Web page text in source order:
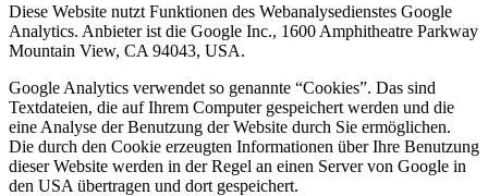
Diese Website nutzt Funktionen des Webanalysedienstes Google
Analytics. Anbieter ist die Google Inc., 1600 Amphitheatre Parkway
Mountain View, CA 94043, USA.
Google Analytics verwendet so genannte “Cookies”. Das sind
Textdateien, die auf Ihrem Computer gespeichert werden und die
eine Analyse der Benutzung der Website durch Sie ermöglichen.
Die durch den Cookie erzeugten Informationen über Ihre Benutzung
dieser Website werden in der Regel an einen Server von Google in
den USA übertragen und dort gespeichert.